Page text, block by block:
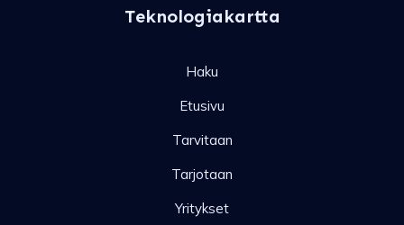
Teknologiakartta
Haku
Etusivu
Tarvitaan
Tarjotaan
Yritykset